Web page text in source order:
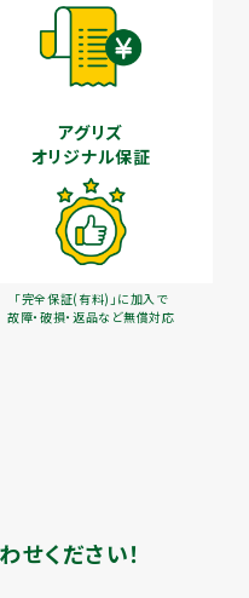
アグリズ
オリジナル保証
「完全保証(有料)」に加入で
故障・破損・返品など無償対応
ください！